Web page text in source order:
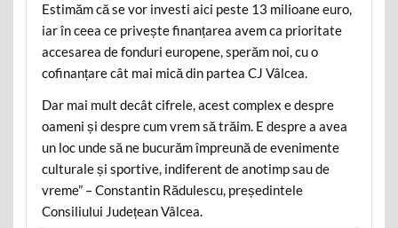
Estimăm că se vor investi aici peste 13 milioane euro,
iar în ceea ce privește finanțarea avem ca prioritate
accesarea de fonduri europene, sperăm noi, cu o
cofinanțare cât mai mică din partea CJ Vâlcea.
Dar mai mult decât cifrele, acest complex e despre
oameni și despre cum vrem să trăim. E despre a avea
un loc unde să ne bucurăm împreună de evenimente
culturale și sportive, indiferent de anotimp sau de
vreme” – Constantin Rădulescu, președintele
Consiliului Județean Vâlcea.